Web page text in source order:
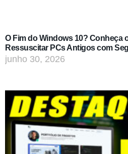
O Fim do Windows 10? Conheça
Ressuscitar PCs Antigos com
junho 30, 2026